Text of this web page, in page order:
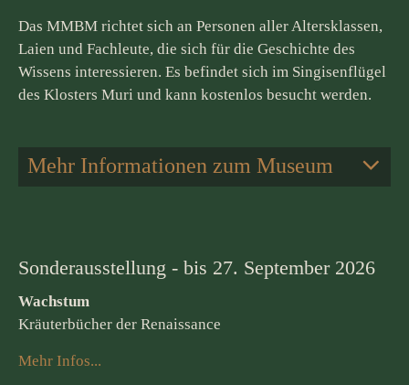
Das MMBM richtet sich an Personen aller Altersklassen,
Laien und Fachleute, die sich für die Geschichte des
Wissens interessieren. Es befindet sich im Singisenflügel
des Klosters Muri und kann kostenlos besucht werden.
Mehr Informationen zum Museum
Sonderausstellung - bis 27. September 2026
Wachstum
Kräuterbücher der Renaissance
Mehr Infos...